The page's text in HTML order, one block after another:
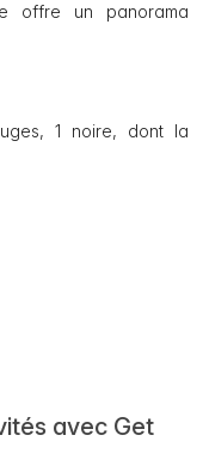
offre un panorama
1 noire, dont la
avec Get